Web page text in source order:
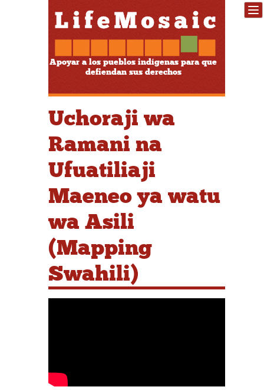
Apoyar a los pueblos indígenas para que
defiendan sus derechos
Uchoraji wa
Ramani na
Ufuatiliaji
Maeneo ya watu
wa Asili
(Mapping
Swahili)